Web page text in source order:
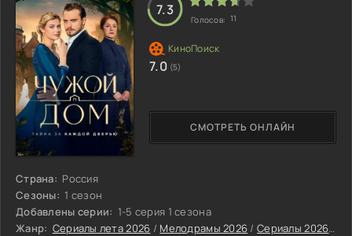
Страна: Россия
Сезоны: 1 сезон
Добавлены серии: 1-5 серия 1 сезона
Жанр: Сериалы лета 2026 / Мелодрамы 2026 /Сериалы 2026/
СМОТРЕТЬ ОНЛАЙН
7.3
Голосов: 11
7.0 (5)